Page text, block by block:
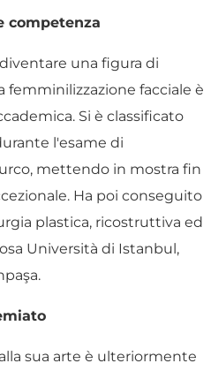
competenza
una figura di
femminilizzazione facciale è
Si è classificato
l'esame di
mettendo in mostra fin
Ha poi conseguito
plastica, ricostruttiva ed
Università di Istanbul,
sua arte è ulteriormente